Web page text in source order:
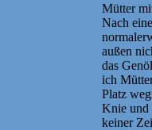
Mütter
Nach
außen
das
ich
Platz
Knie und
keiner